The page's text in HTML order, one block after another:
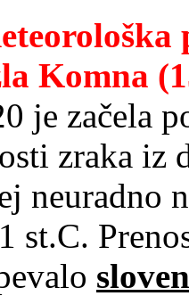
Komna
je začela
zraka iz
neuradno
st.C.